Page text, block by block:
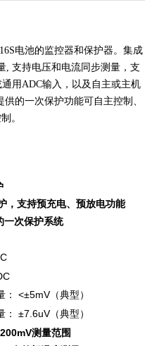
电池的监控器和保护器。集成
, 支持电压和电流同步测量 ，支
通用ADC输入，以及自主或主机
供的一次保护功能可自主控制、
。
，支持预充电、预放电功能
一次保护系统
<±5mV（典型）
±7.6uV（典型）
测量范围